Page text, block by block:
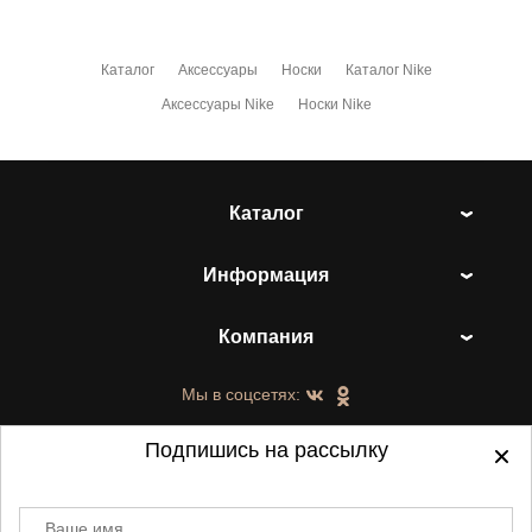
Каталог Аксессуары Носки Каталог Nike
Аксессуары Nike Носки Nike
Каталог
Информация
Компания
Мы в соцсетях:
Подпишись на рассылку